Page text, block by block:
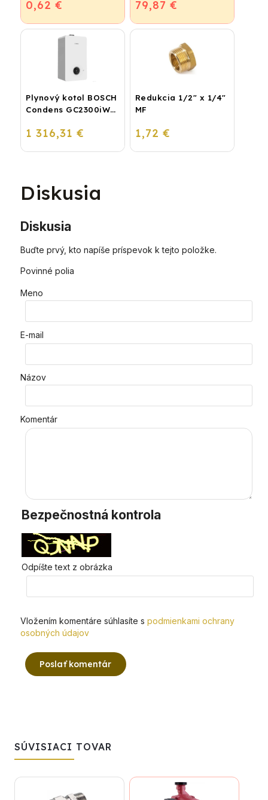
podlahové kúrenie a
0,62 € 79,87 €
Plynový kotol BOSCH
Condens GC2300iW
kondenzačný
1 316,31 €
Redukcia 1/2" x 1/4"
MF
1,72 €
Diskusia
Diskusia
Buďte prvý, kto napíše príspevok k tejto položke.
Povinné polia
Meno
E-mail
Názov
Komentár
Bezpečnostná kontrola
Odpíšte text z obrázka
Vložením komentáre súhlasíte s podmienkami ochrany
osobných údajov
Poslať komentár
SÚVISIACI TOVAR